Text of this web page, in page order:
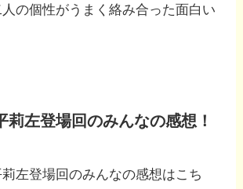
の個性がうまく絡み合った面白い
莉左登場回のみんなの感想！
左登場回のみんなの感想はこち